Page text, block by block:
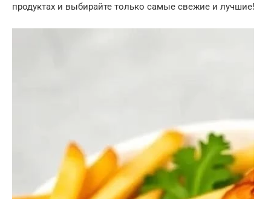
продуктах и выбирайте только самые свежие и лучшие!